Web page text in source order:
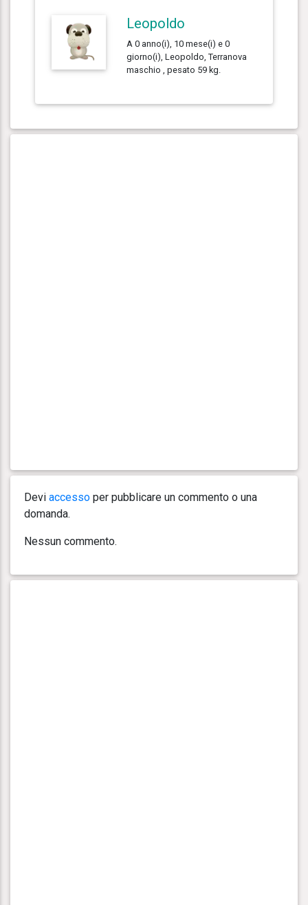
Leopoldo
A 0 anno(i), 10 mese(i) e 0
giorno(i), Leopoldo, Terranova
maschio , pesato 59 kg.
Devi accesso per pubblicare un commento o una
domanda.
Nessun commento.